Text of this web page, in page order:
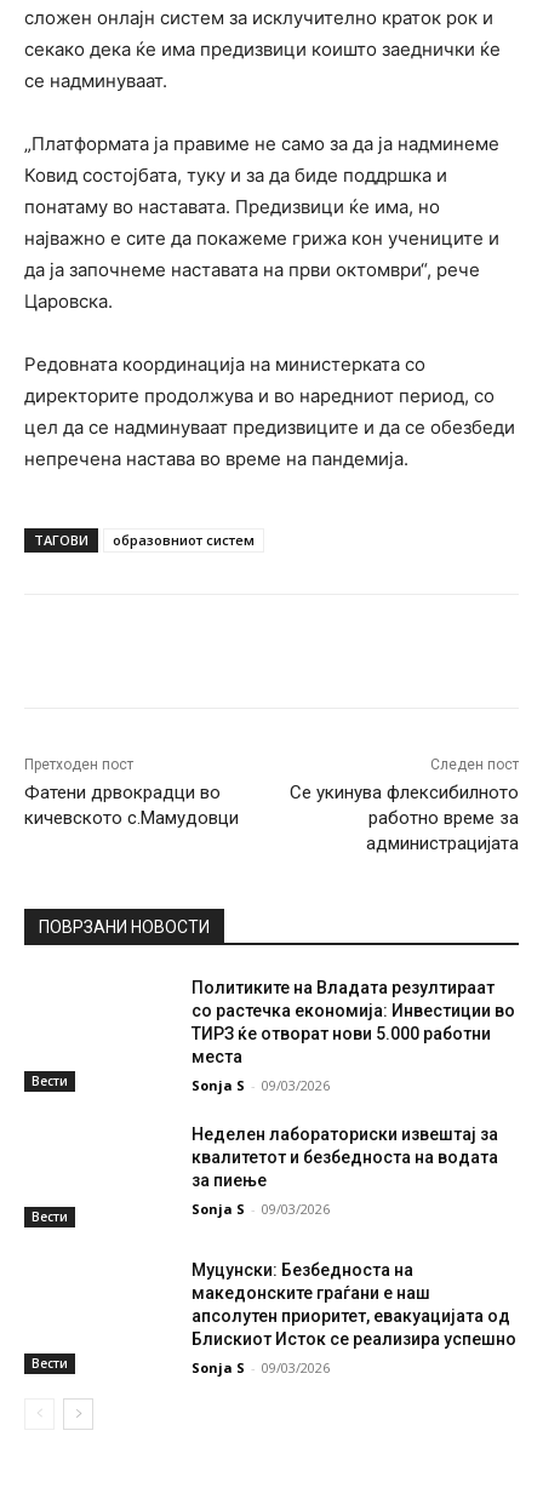
сложен онлајн систем за исклучително краток рок и
секако дека ќе има предизвици коишто заеднички ќе
се надминуваат.
„Платформата ја правиме не само за да ја надминеме
Ковид состојбата, туку и за да биде поддршка и
понатаму во наставата. Предизвици ќе има, но
најважно е сите да покажеме грижа кон учениците и
да ја започнеме наставата на први октомври“, рече
Царовска.
Редовната координација на министерката со
директорите продолжува и во наредниот период, со
цел да се надминуваат предизвиците и да се обезбеди
непречена настава во време на пандемија.
ТАГОВИ образовниот систем
Претходен пост
Фатени дрвокрадци во
кичевското с.Мамудовци
Следен пост
Се укинува флексибилното
работно време за
администрацијата
ПОВРЗАНИ НОВОСТИ
Вести
Политиките на Владата резултираат
со растечка економија: Инвестиции во
ТИРЗ ќе отворат нови 5.000 работни
места
Sonja S - 09/03/2026
Вести
Неделен лабораториски извештај за
квалитетот и безбедноста на водата
за пиење
Sonja S - 09/03/2026
Вести
Муцунски: Безбедноста на
македонските граѓани е наш
апсолутен приоритет, евакуацијата од
Блискиот Исток се реализира успешно
Sonja S - 09/03/2026